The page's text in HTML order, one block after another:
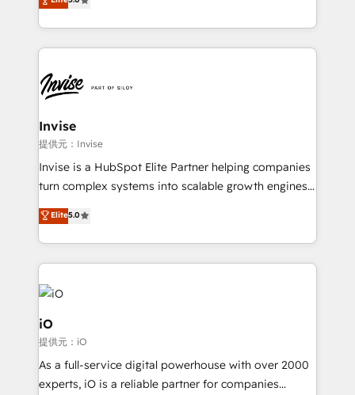
much Benelux companies as possible to be
bespoke approach for every client. Services include
business growth strategies, sales enablement, CRM
set-up, Migrations, Integrations, Enterprise level
Ops Hub Software, inbound marketing strategy,
content strategies, branding, HubSpot CMS,
bespoke web apps and growth driven design
websites. Experienced in helping Global B2B
Manufacturers, Fintech, Professional Services, IT and
SaaS industries.
Invise
提供元：Invise
Invise is a HubSpot Elite Partner helping companies
turn complex systems into scalable growth engines.
We combine strategy, technology and change
management to drive measurable results. As part of
the fast-growing Siloy Group, we unite more than
250+ HubSpot experts across Europe – ready to
build a CRM architecture optimized to support your
business goals. Talk to us if you’re looking to: -
Connect marketing, sales and operations around one
reliable source of truth - Unlock the full value of your
CRM and marketing data, not just implement a
system - Accelerate impact with a partner who
Elite5.0
iO
提供元：iO
As a full-service digital powerhouse with over 2000
experts, iO is a reliable partner for companies